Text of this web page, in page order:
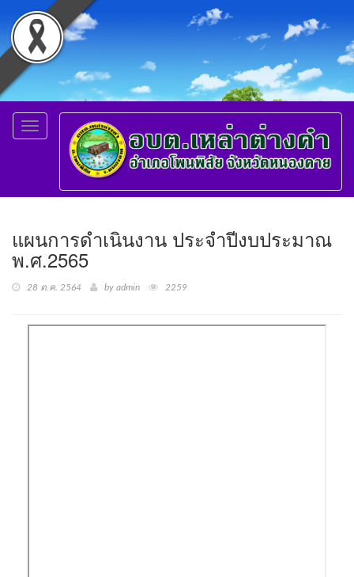
Toggle
navigation
แผนการดำเนินงาน ประจำปีงบประมาณ
พ.ศ.2565
28 ต.ค. 2564 by admin 2259